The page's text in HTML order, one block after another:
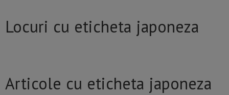
Locuri cu eticheta japoneza
Articole cu eticheta japoneza